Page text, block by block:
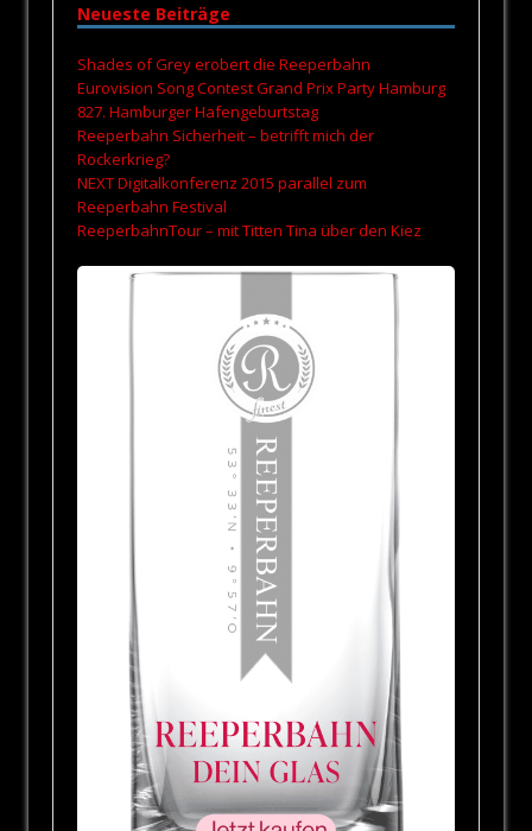
Neueste Beiträge
Shades of Grey erobert die Reeperbahn
Eurovision Song Contest Grand Prix Party Hamburg
827. Hamburger Hafengeburtstag
Reeperbahn Sicherheit – betrifft mich der
Rockerkrieg?
NEXT Digitalkonferenz 2015 parallel zum
Reeperbahn Festival
ReeperbahnTour – mit Titten Tina über den Kiez